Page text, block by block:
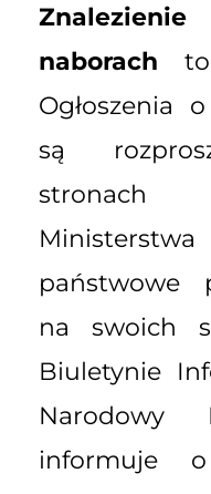
naborach to
Ogłoszenia
są
państwowe
na swoich
Biuletynie
Narodowy
informuje